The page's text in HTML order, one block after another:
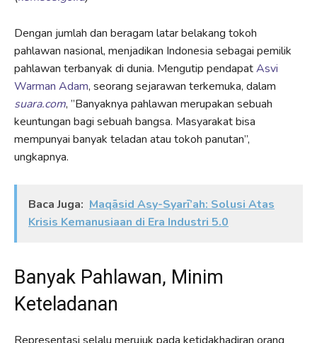
Dengan jumlah dan beragam latar belakang tokoh
pahlawan nasional, menjadikan Indonesia sebagai pemilik
pahlawan terbanyak di dunia. Mengutip pendapatAsvi
Warman Adam, seorang sejarawan terkemuka, dalam
suara.com, ”Banyaknya pahlawan merupakan sebuah
keuntungan bagi sebuah bangsa. Masyarakat bisa
mempunyai banyak teladan atau tokoh panutan”,
ungkapnya.
Baca Juga: Maqāsid Asy-Syarī’ah: Solusi Atas
Krisis Kemanusiaan di Era Industri 5.0
Banyak Pahlawan, Minim
Keteladanan